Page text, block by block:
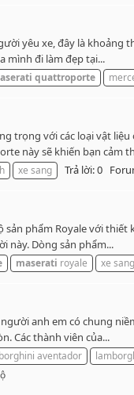
yêu xe, đây là khoảng
mình đi làm đẹp tại...
quattroporte
trọng với các loại vật
này sẽ khiến bạn cảm
xe sang Trả lời: 0
phẩm Royale với
này. Dòng sản phẩm...
maserati royale xe sang
anh em có chung
Các thành viên của...
aventador